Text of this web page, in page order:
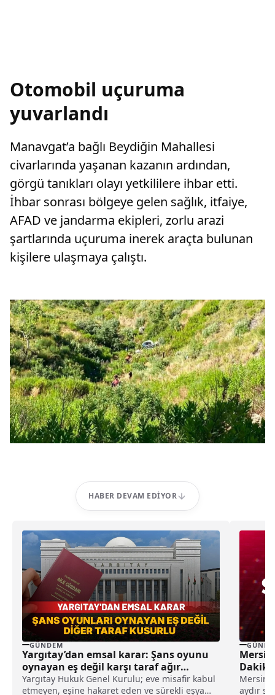
Otomobil uçuruma
yuvarlandı
Manavgat’a bağlı Beydiğin Mahallesi
civarlarında yaşanan kazanın ardından,
görgü tanıkları olayı yetkililere ihbar etti.
İhbar sonrası bölgeye gelen sağlık, itfaiye,
AFAD ve jandarma ekipleri, zorlu arazi
şartlarında uçuruma inerek araçta bulunan
kişilere ulaşmaya çalıştı.
HABER DEVAM EDIYOR
GÜNDEM
Yargıtay’dan emsal karar: Şans oyunu
oynayan eş değil karşı taraf ağır
kusurlu sayıldı
Yargıtay Hukuk Genel Kurulu; eve misafir kabul
etmeyen, eşine hakaret eden ve sürekli eşya
Mersin
aydır